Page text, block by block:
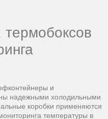
и
надежными холодильными
коробки применяются
температуры в